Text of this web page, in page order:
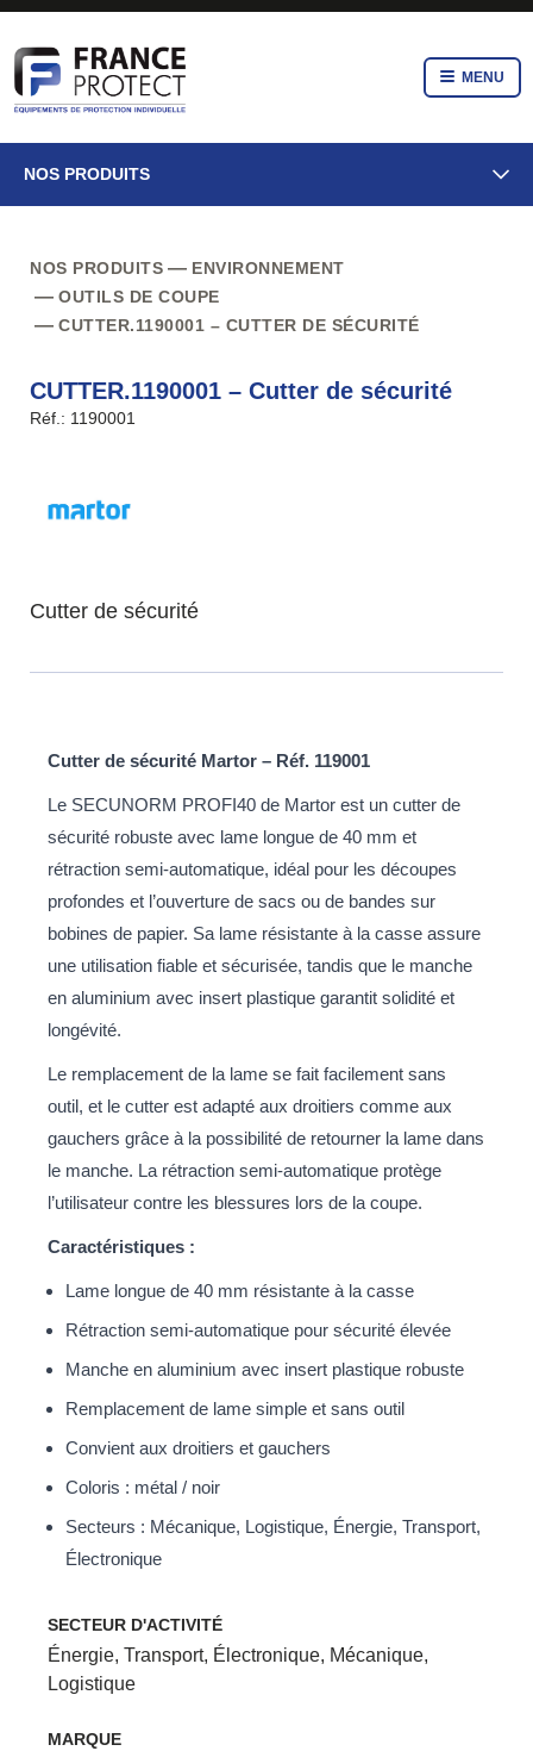
MENU
NOS PRODUITS
NOS PRODUITS
ENVIRONNEMENT
OUTILS DE COUPE
CUTTER.1190001 – CUTTER DE SÉCURITÉ
CUTTER.1190001 – Cutter de sécurité
Réf.: 1190001
Cutter de sécurité
Cutter de sécurité Martor – Réf. 119001
Le SECUNORM PROFI40 de Martor est un cutter de
sécurité robuste avec lame longue de 40 mm et
rétraction semi-automatique, idéal pour les découpes
profondes et l’ouverture de sacs ou de bandes sur
bobines de papier. Sa lame résistante à la casse assure
une utilisation fiable et sécurisée, tandis que le manche
en aluminium avec insert plastique garantit solidité et
longévité.
Le remplacement de la lame se fait facilement sans
outil, et le cutter est adapté aux droitiers comme aux
gauchers grâce à la possibilité de retourner la lame dans
le manche. La rétraction semi-automatique protège
l’utilisateur contre les blessures lors de la coupe.
Caractéristiques :
Lame longue de 40 mm résistante à la casse
Rétraction semi-automatique pour sécurité élevée
Manche en aluminium avec insert plastique robuste
Remplacement de lame simple et sans outil
Convient aux droitiers et gauchers
Coloris : métal / noir
Secteurs : Mécanique, Logistique, Énergie, Transport,
Électronique
SECTEUR D'ACTIVITÉ
Énergie, Transport, Électronique, Mécanique,
Logistique
MARQUE